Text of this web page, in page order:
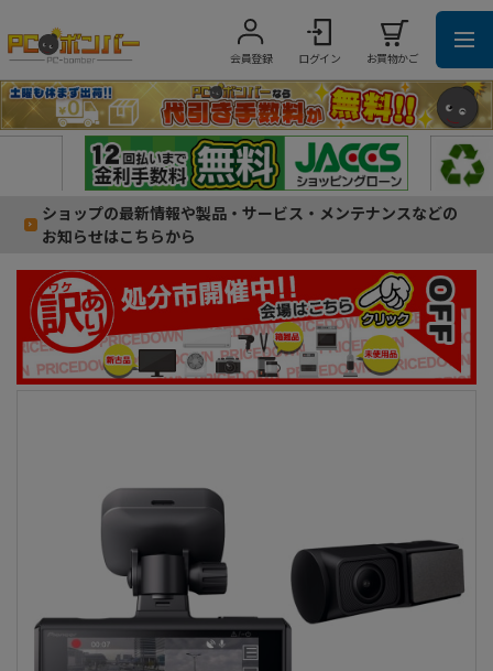
会員登録 ログイン お買物かご
ショップの最新情報や製品・サービス・メンテナンスなどの
お知らせはこちらから